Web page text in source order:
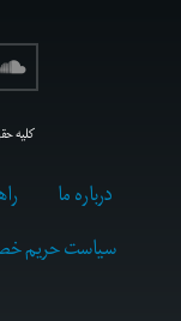
کلیه
درباره ما
سیاست حریم